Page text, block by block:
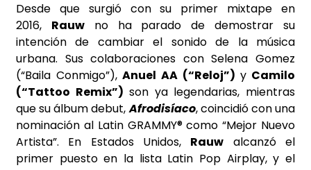
Desde que surgió con su primer mixtape en
2016, Rauwno ha parado de demostrar su
intención de cambiar el sonido de la música
urbana. Sus colaboraciones con Selena Gomez
(“Baila Conmigo”), Anuel AA (“Reloj”) y Camilo
(“Tattoo Remix”) son ya legendarias, mientras
que su álbum debut,Afrodisíaco, coincidió con una
nominación al Latin GRAMMY® como “Mejor Nuevo
Artista”. En Estados Unidos, Rauw alcanzó el
primer puesto en la lista Latin Pop Airplay, y el